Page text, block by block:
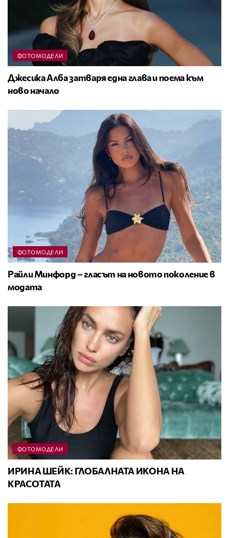
ФОТОМОДЕЛИ
Джесика Алба затваря една глава и поема към
ново начало
ФОТОМОДЕЛИ
Райли Минфорд – гласът на новото поколение в
модата
ФОТОМОДЕЛИ
ИРИНА ШЕЙК: ГЛОБАЛНАТА ИКОНА НА
КРАСОТАТА